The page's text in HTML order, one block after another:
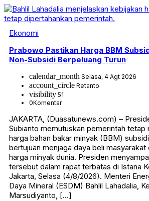
Ekonomi
Prabowo Pastikan Harga BBM
Non-Subsidi Berpeluang Turun
calendar_month Selasa, 4 Agt 2026
account_circle Retanto
visibility 51
0Komentar
JAKARTA, (Duasatunews.com) –
Subianto memutuskan pemerintah tetap
harga bahan bakar minyak (BBM)
bertujuan menjaga daya beli
harga minyak dunia. Presiden
tersebut dalam rapat terbatas di Istana
Jakarta, Selasa (4/8/2026). Menteri
Daya Mineral (ESDM) Bahlil Lahadalia,
Marsudiyanto, […]